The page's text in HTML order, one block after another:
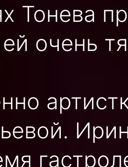
Тонева
очень